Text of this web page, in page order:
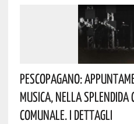
Pescopagano:
Musica, Nella
Comunale. I Dettagli